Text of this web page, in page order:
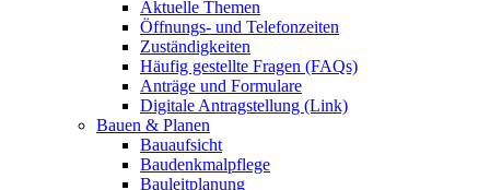
Aktuelle Themen
Öffnungs- und Telefonzeiten
Zuständigkeiten
Häufig gestellte Fragen (FAQs)
Anträge und Formulare
Digitale Antragstellung (Link)
Bauen & Planen
Bauaufsicht
Baudenkmalpflege
Bauleitplanung